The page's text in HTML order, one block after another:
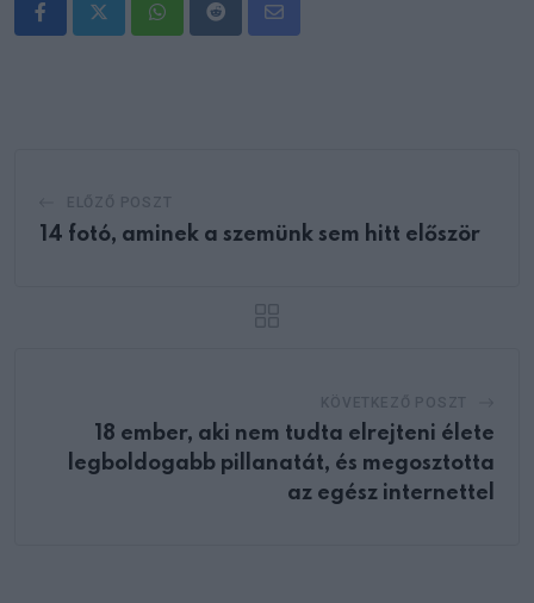
WhatsappRedditShare
14 fotó, aminek a szemünk sem hitt először
18 ember, aki nem tudta elrejteni élete
legboldogabb pillanatát, és megosztotta
az egész internettel